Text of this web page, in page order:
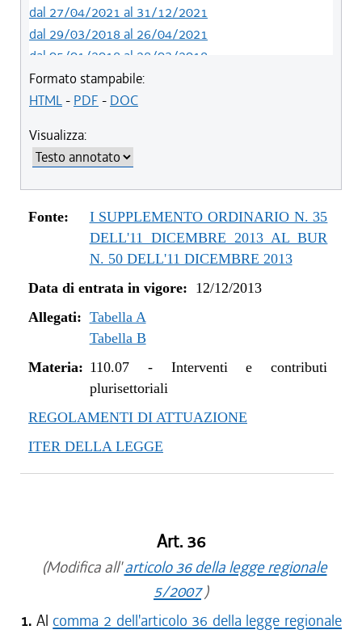
dal 27/04/2021 al 31/12/2021
dal 29/03/2018 al 26/04/2021
dal 05/01/2018 al 28/03/2018
dal 01/01/2018 al 04/01/2018
dal 26/10/2017 al 31/12/2017
dal 15/12/2016 al 14/04/2017
dal 01/01/2016 al 14/12/2016
dal 11/08/2015 al 31/12/2015
dal 21/05/2015 al 10/08/2015
dal 26/02/2015 al 20/05/2015
dal 07/01/2015 al 25/02/2015
dal 06/11/2014 al 19/11/2014
dal 22/05/2014 al 05/11/2014
dal 11/04/2014 al 21/05/2014
dal 28/03/2014 al 10/04/2014
dal 12/12/2013 al 27/03/2014
Formato stampabile:
HTML- PDF - DOC
Visualizza:
Fonte:
I SUPPLEMENTO ORDINARIO N. 35
DELL'11 DICEMBRE 2013 AL BUR
N. 50 DELL'11 DICEMBRE 2013
Data di entrata in vigore: 12/12/2013
Allegati: Tabella A
Tabella B
Materia: 110.07- Interventi e contributi
plurisettoriali
REGOLAMENTI DI ATTUAZIONE
ITER DELLA LEGGE
Art. 36
(Modifica all'articolo 36 della legge regionale
5/2007)
1. Al comma 2 dell'articolo 36 della legge regionale